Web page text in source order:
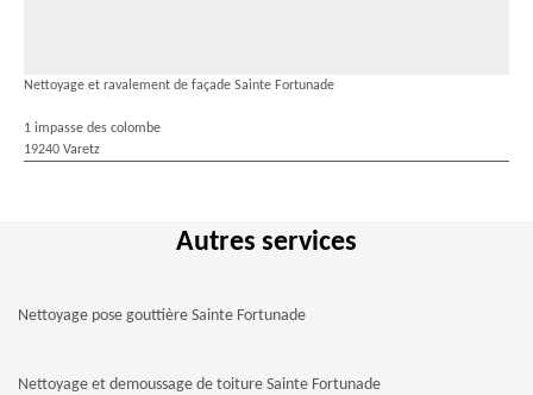
Nettoyage et ravalement de façade Sainte Fortunade
1 impasse des colombe
19240 Varetz
Autres services
Nettoyage pose gouttière Sainte Fortunade
Nettoyage et demoussage de toiture Sainte Fortunade